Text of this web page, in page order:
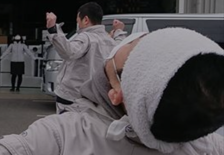
地域に貢献する
よこはまグッドバランス企業